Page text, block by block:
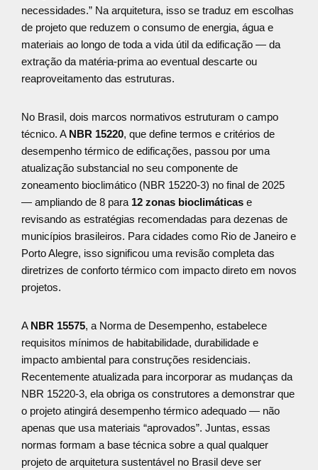
necessidades.” Na arquitetura, isso se traduz em escolhas
de projeto que reduzem o consumo de energia, água e
materiais ao longo de toda a vida útil da edificação — da
extração da matéria-prima ao eventual descarte ou
reaproveitamento das estruturas.
No Brasil, dois marcos normativos estruturam o campo
técnico. A NBR 15220, que define termos e critérios de
desempenho térmico de edificações, passou por uma
atualização substancial no seu componente de
zoneamento bioclimático (NBR 15220-3) no final de 2025
— ampliando de 8 para 12 zonas bioclimáticas e
revisando as estratégias recomendadas para dezenas de
municípios brasileiros. Para cidades como Rio de Janeiro e
Porto Alegre, isso significou uma revisão completa das
diretrizes de conforto térmico com impacto direto em novos
projetos.
A NBR 15575, a Norma de Desempenho, estabelece
requisitos mínimos de habitabilidade, durabilidade e
impacto ambiental para construções residenciais.
Recentemente atualizada para incorporar as mudanças da
NBR 15220-3, ela obriga os construtores a demonstrar que
o projeto atingirá desempenho térmico adequado — não
apenas que usa materiais “aprovados”. Juntas, essas
normas formam a base técnica sobre a qual qualquer
projeto de arquitetura sustentável no Brasil deve ser